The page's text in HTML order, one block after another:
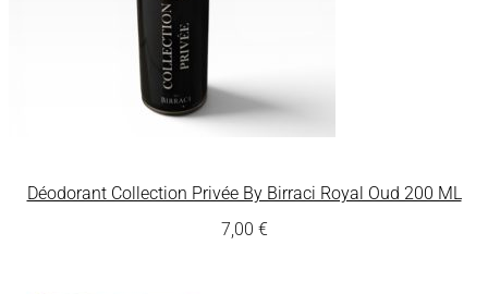
Déodorant Collection Privée By Birraci Royal Oud 200 ML
7,00 €